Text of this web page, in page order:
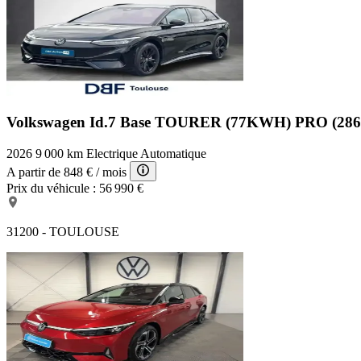
Volkswagen Id.7 Base TOURER (77KWH) PRO
2026 9 000 km Electrique Automatique
A partir de 848 € / mois
Prix du véhicule : 56 990 €
31200 - TOULOUSE